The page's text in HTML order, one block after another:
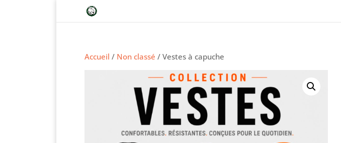
Accueil / Non classé / Vestes à capuche